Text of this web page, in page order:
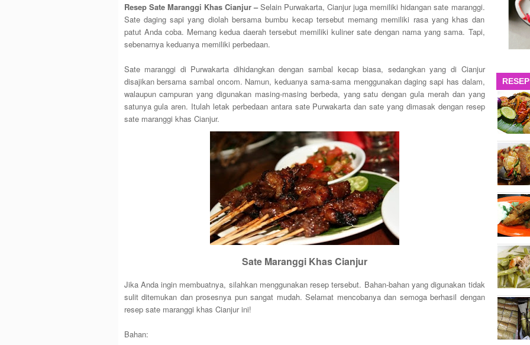
Resep Sate Maranggi Khas Cianjur –Selain Purwakarta, Cianjur juga memiliki hidangan sate maranggi.
Sate daging sapi yang diolah bersama bumbu kecap tersebut memang memiliki rasa yang khas dan
patut Anda coba. Memang kedua daerah tersebut memiliki kuliner sate dengan nama yang sama. Tapi,
sebenarnya keduanya memiliki perbedaan.
Sate maranggi di Purwakarta dihidangkan dengan sambal kecap biasa, sedangkan yang di Cianjur
disajikan bersama sambal oncom. Namun, keduanya sama-sama menggunakan daging sapi has dalam,
walaupun campuran yang digunakan masing-masing berbeda, yang satu dengan gula merah dan yang
satunya gula aren. Itulah letak perbedaan antara sate Purwakarta dan sate yang dimasak dengan resep
sate maranggi khas Cianjur.
Sate Maranggi Khas Cianjur
Jika Anda ingin membuatnya, silahkan menggunakan resep tersebut. Bahan-bahan yang digunakan tidak
sulit ditemukan dan prosesnya pun sangat mudah. Selamat mencobanya dan semoga berhasil dengan
resep sate maranggi khas Cianjur ini!
Bahan: